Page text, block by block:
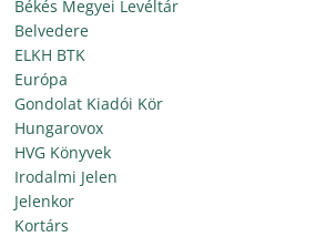
Békés Megyei Levéltár
Belvedere
ELKH BTK
Európa
Gondolat Kiadói Kör
Hungarovox
HVG Könyvek
Irodalmi Jelen
Jelenkor
Kortárs